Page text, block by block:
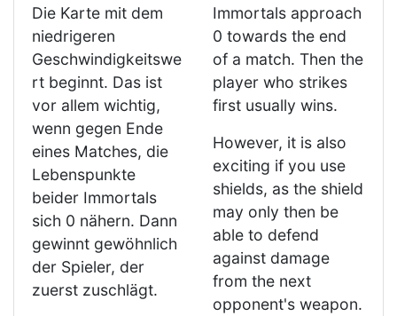
Die Karte mit dem
niedrigeren
Geschwindigkeitswe
rt beginnt. Das ist
vor allem wichtig,
wenn gegen Ende
eines Matches, die
Lebenspunkte
beider Immortals
sich 0 nähern. Dann
gewinnt gewöhnlich
der Spieler, der
zuerst zuschlägt.
Immortals approach
0 towards the end
of a match. Then the
player who strikes
first usually wins.
However, it is also
exciting if you use
shields, as the shield
may only then be
able to defend
against damage
from the next
opponent's weapon.